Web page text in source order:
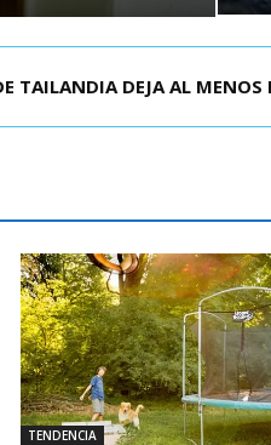
PARA ASISTIR A
TENDENCIA